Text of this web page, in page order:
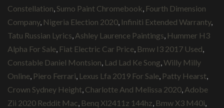
Constellation,Sumo Paint Chromebook, Fourth Dimension
Company, Nigeria Election 2020, Infiniti Extended Warranty,
Tatu Russian Lyrics, Ashley Laurence Paintings, Hummer H3
Alpha For Sale, Fiat Electric Car Price, Bmw I3 2017 Used,
Constable Daniel Montsion, Lad Lad Ke Song,Willy Milly
Online, Piero Ferrari, Lexus Lfa 2019 For Sale, Patty Hearst,
Crown Sydney Height, Charlotte And Melissa 2020, Adobe
Zii 2020 Reddit Mac, Benq Xl2411z 144hz, Bmw X3 M40i,